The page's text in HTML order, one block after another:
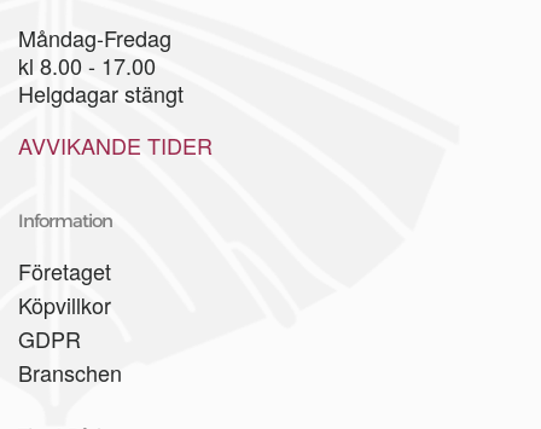
Måndag-Fredag
kl 8.00 - 17.00
Helgdagar stängt
AVVIKANDE TIDER
Information
Företaget
Köpvillkor
GDPR
Branschen